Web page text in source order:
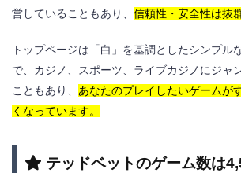
営していることもあり、 信頼性・安全性は抜
トップページは「白」を基調としたシンプル
で、カジノ、スポーツ、ライブカジノにジャ
こともあり、 あなたのプレイしたいゲームが
くなっています。
テッドベットのゲーム数は